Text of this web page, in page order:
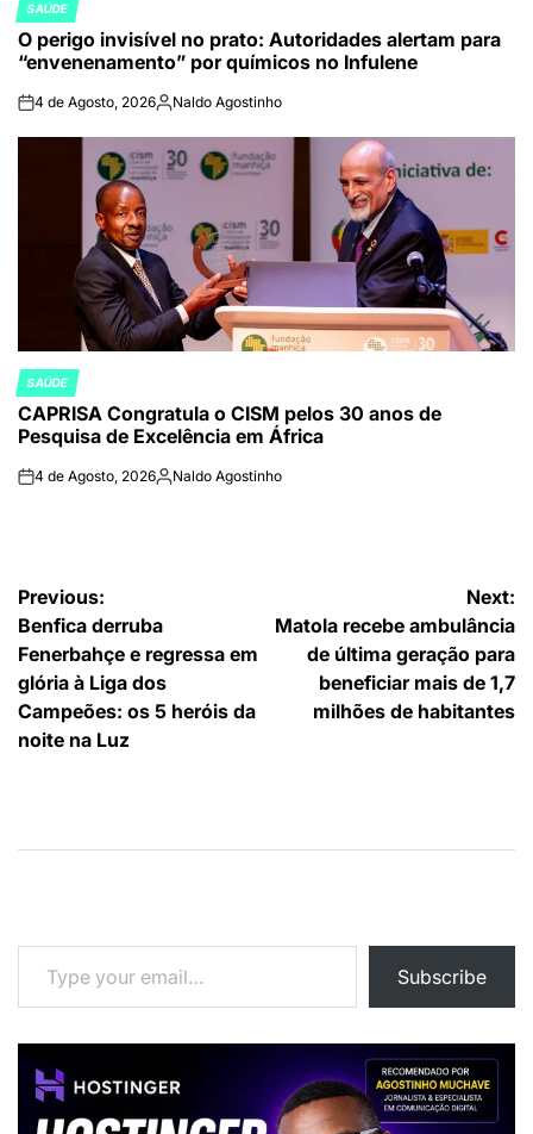
POSTED
IN
SAÚDE
O perigo invisível no prato: Autoridades alertam para
“envenenamento” por químicos no Infulene
on4 de Agosto, 2026Publicado
Naldo Agostinho
POSTED
IN
SAÚDE
CAPRISA Congratula o CISM pelos 30 anos de
Pesquisa de Excelência em África
on4 de Agosto, 2026Publicado
Naldo Agostinho
Navegação
de
artigos
Previous:
Benfica derruba
Fenerbahçe e regressa em
glória à Liga dos
Campeões: os 5 heróis da
noite na Luz
Next:
Matola recebe ambulância
de última geração para
beneficiar mais de 1,7
milhões de habitantes
Type your email…
Subscribe